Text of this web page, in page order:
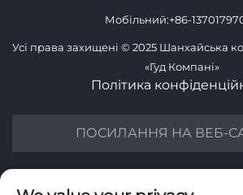
Мобільний:+86-
Усі права захищені © 2025 Шанхайська
«Гуд Компані»
Політика
ПОСИЛАННЯ НА ВЕБ-
ІНФОРМАЦІЯ